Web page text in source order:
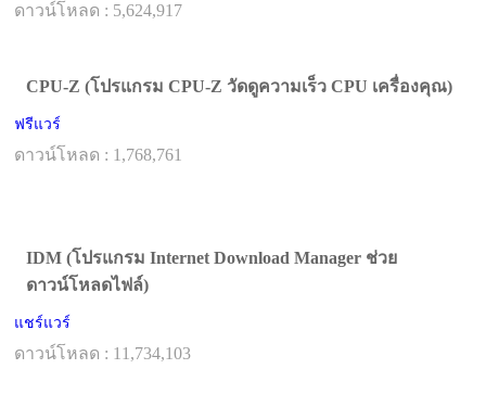
ดาวน์โหลด : 5,624,917
CPU-Z (โปรแกรม CPU-Z วัดดูความเร็ว CPU เครื่องคุณ)
ฟรีแวร์
ดาวน์โหลด : 1,768,761
IDM (โปรแกรม Internet Download Manager ช่วย
ดาวน์โหลดไฟล์)
แชร์แวร์
ดาวน์โหลด : 11,734,103